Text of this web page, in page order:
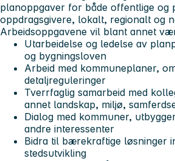
planoppgaver for både offentlige og
oppdragsgivere, lokalt, regionalt og
Arbeidsoppgavene vil blant annet
Utarbeidelse og ledelse av
og bygningsloven
Arbeid med kommuneplaner,
detaljreguleringer
Tverrfaglig samarbeid med
annet landskap, miljø,
Dialog med kommuner,
andre interessenter
Bidra til bærekraftige løsninger
stedsutvikling